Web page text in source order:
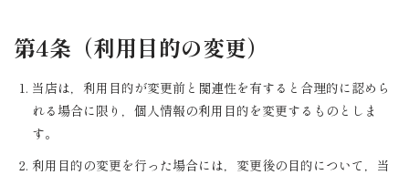
第4条（利用目的の変更）
当店は，利用目的が変更前と関連性を有すると合理的に認めら
れる場合に限り，個人情報の利用目的を変更するものとしま
す。
利用目的の変更を行った場合には，変更後の目的について，当